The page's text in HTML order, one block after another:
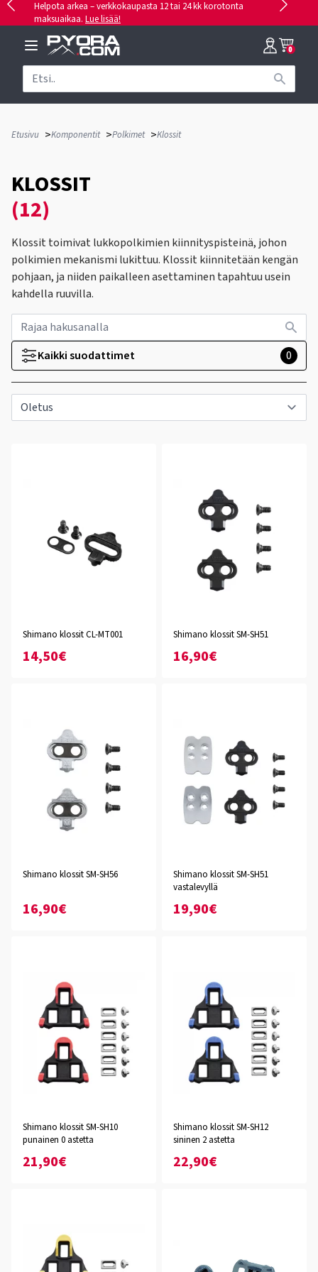
Helpota arkea – verkkokaupasta 12 tai 24 kk korotonta
maksuaikaa. Lue lisää!
0
Etusivu >Komponentit >Polkimet >Klossit
KLOSSIT
(12)
Klossit toimivat lukkopolkimien kiinnityspisteinä, johon
polkimien mekanismi lukittuu. Klossit kiinnitetään kengän
pohjaan, ja niiden paikalleen asettaminen tapahtuu usein
kahdella ruuvilla.
Kaikki suodattimet 0
Shimano klossit CL-MT001
14,50€
Shimano klossit SM-SH51
16,90€
Shimano klossit SM-SH56
16,90€
Shimano klossit SM-SH51
vastalevyllä
19,90€
Shimano klossit SM-SH10
punainen 0 astetta
21,90€
Shimano klossit SM-SH12
sininen 2 astetta
22,90€